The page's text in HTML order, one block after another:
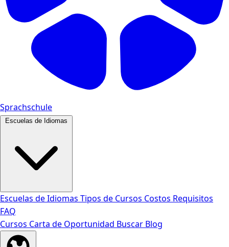
Sprachschule
Escuelas de Idiomas
Escuelas de Idiomas Tipos de Cursos Costos Requisitos
FAQ
Cursos Carta de Oportunidad Buscar Blog